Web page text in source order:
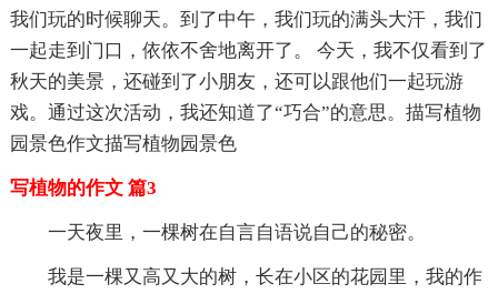
我们玩的时候聊天。到了中午，我们玩的满头大汗，我们
一起走到门口，依依不舍地离开了。 今天，我不仅看到了
秋天的美景，还碰到了小朋友，还可以跟他们一起玩游
戏。通过这次活动，我还知道了“巧合”的意思。描写植物
园景色作文描写植物园景色
写植物的作文 篇3
一天夜里，一棵树在自言自语说自己的秘密。
我是一棵又高又大的树，长在小区的花园里，我的作